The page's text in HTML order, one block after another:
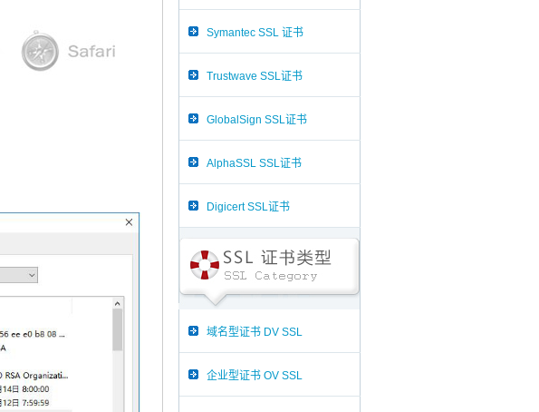
Symantec SSL 证书
Trustwave SSL证书
GlobalSign SSL证书
AlphaSSL SSL证书
Digicert SSL证书
域名型证书 DV SSL
企业型证书 OV SSL